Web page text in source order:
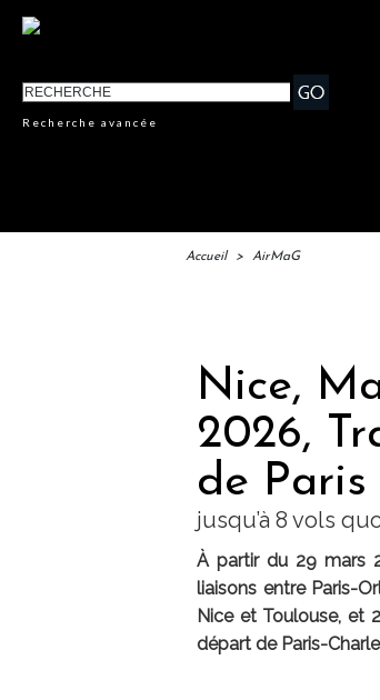
Recherche avancée
Accueil > AirMaG
Nice,
2026,
de
jusqu’à 8 vols
À partir du 29 mars
liaisons entre Paris-
Nice et Toulouse, et
départ de Paris-